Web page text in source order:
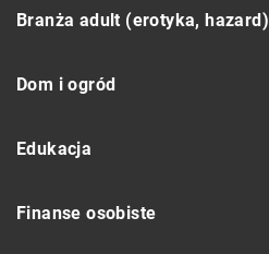
Branża adult (erotyka, hazard)
Dom i ogród
Edukacja
Finanse osobiste